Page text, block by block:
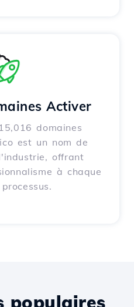
Activer
domaines
est un nom de
offrant
à chaque
populaires